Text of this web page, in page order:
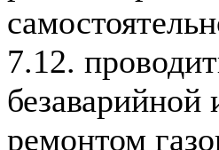
7.12.
безаварийной
ремонтом